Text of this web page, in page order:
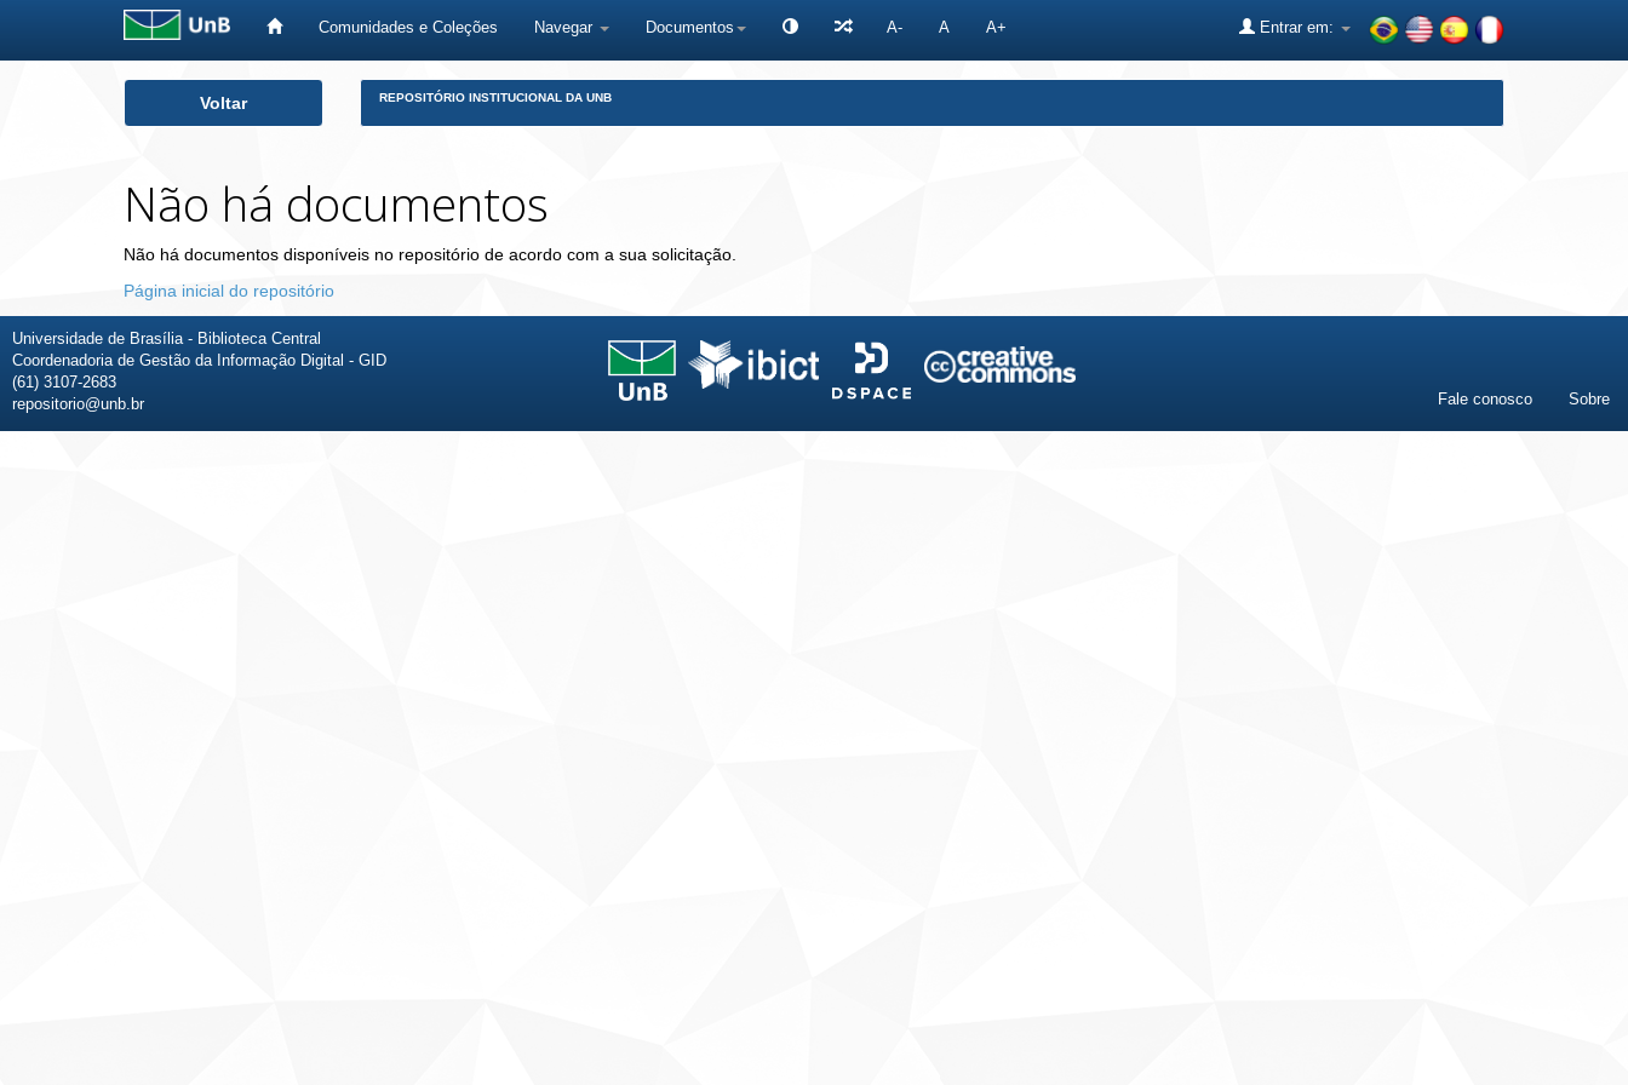
Comunidades e Coleções Navegar Documentos A- A A+ Entrar em:
Voltar REPOSITÓRIO INSTITUCIONAL DA UNB
Não há documentos
Não há documentos disponíveis no repositório de acordo com a sua solicitação.
Página inicial do repositório
Universidade de Brasília - Biblioteca Central
Coordenadoria de Gestão da Informação Digital - GID
(61) 3107-2683
repositorio@unb.br
Fale conosco Sobre